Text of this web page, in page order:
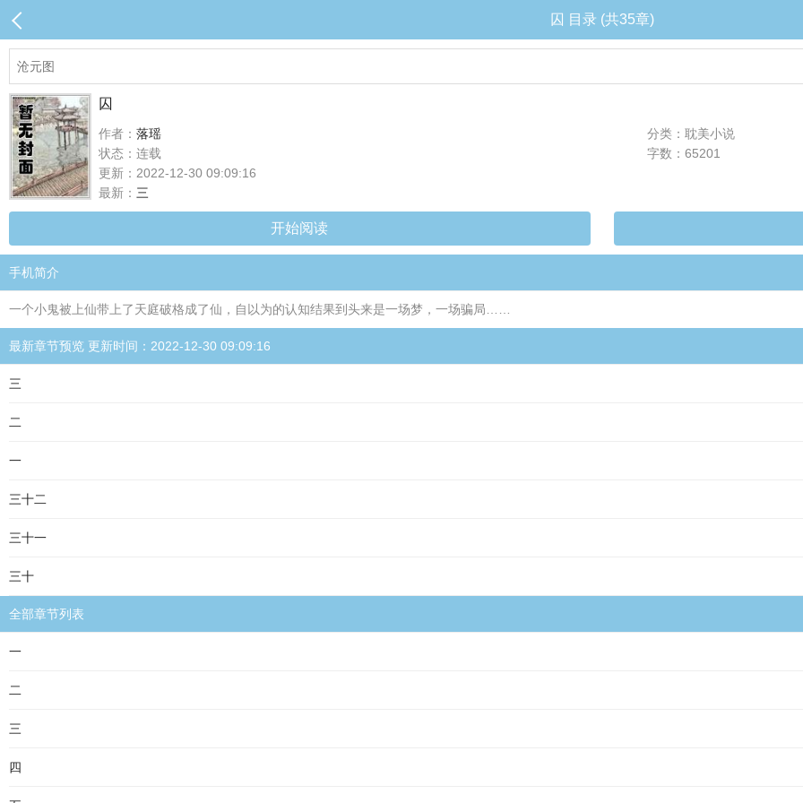
囚 目录 (共35章)
囚
作者： 落瑶
分类：耽美小说
状态：连载
字数：65201
更新：2022-12-30 09:09:16
最新： 三
开始阅读
手机简介
一个小鬼被上仙带上了天庭破格成了仙，自以为的认知结果到头来是一场梦，一场骗局……
最新章节预览 更新时间：2022-12-30 09:09:16
三
二
一
三十二
三十一
三十
全部章节列表
一
二
三
四